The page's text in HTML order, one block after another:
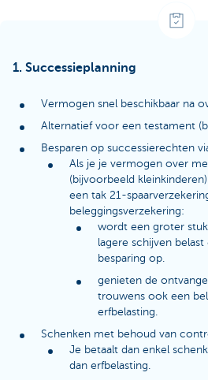
1. Successieplanning
Vermogen snel beschikbaar na
Alternatief voor een testament
Besparen op successierechten
Als je je vermogen over
(bijvoorbeeld
een tak 21-
beleggingsverzekering:
wordt een groter
lagere schijven
besparing op.
genieten de
trouwens ook een
erfbelasting.
Schenken met behoud van
Je betaalt dan enkel
dan erfbelasting.